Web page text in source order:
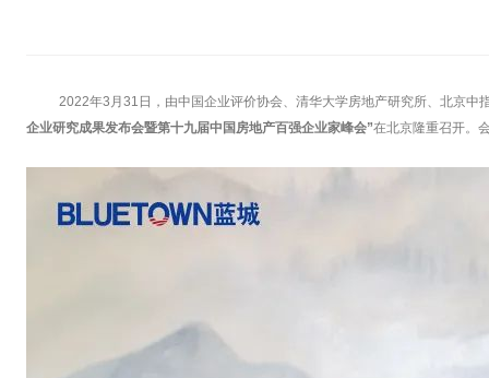
2022年3月31日，由中国企业评价协会、清华大学房地产研究所、北京
企业研究成果发布会暨第十九届中国房地产百强企业家峰会”在北京隆重召开。